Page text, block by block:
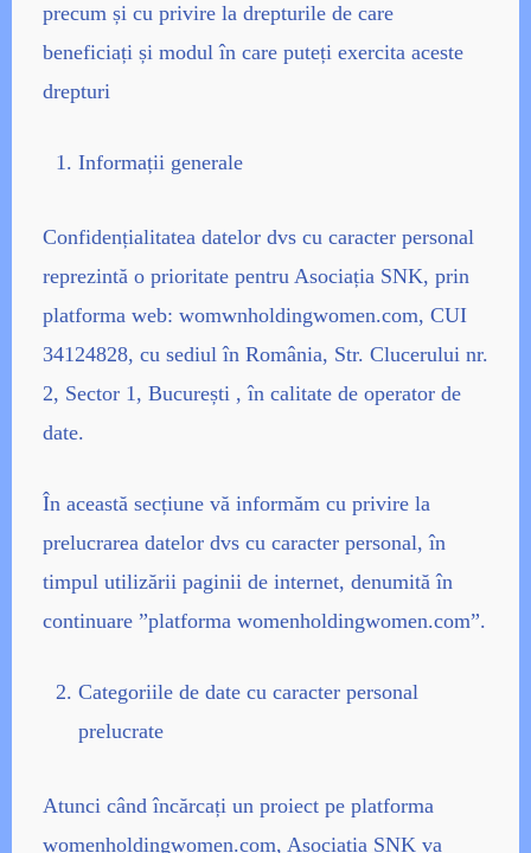
precum și cu privire la drepturile de care
beneficiați și modul în care puteți exercita aceste
drepturi
Informații generale
Confidențialitatea datelor dvs cu caracter personal
reprezintă o prioritate pentru Asociația SNK, prin
platforma web: womwnholdingwomen.com, CUI
34124828, cu sediul în România, Str. Clucerului nr.
2, Sector 1, București , în calitate de operator de
date.
În această secțiune vă informăm cu privire la
prelucrarea datelor dvs cu caracter personal, în
timpul utilizării paginii de internet, denumită în
continuare ”platforma womenholdingwomen.com”.
Categoriile de date cu caracter personal
prelucrate
Atunci când încărcați un proiect pe platforma
womenholdingwomen.com, Asociația SNK va